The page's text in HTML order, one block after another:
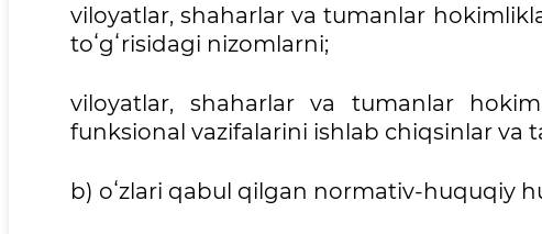
viloyatlar, shaharlar va tumanlar
toʻgʻrisidagi nizomlarni;
viloyatlar, shaharlar va tumanlar
funksional vazifalarini ishlab chiqsinlar va
b) oʻzlari qabul qilgan normativ-huquqiy